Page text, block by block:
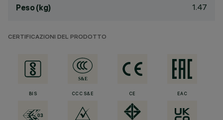
Peso (kg) 1.47
CERTIFICAZIONI DEL PRODOTTO
BIS CCC S&E CE EAC